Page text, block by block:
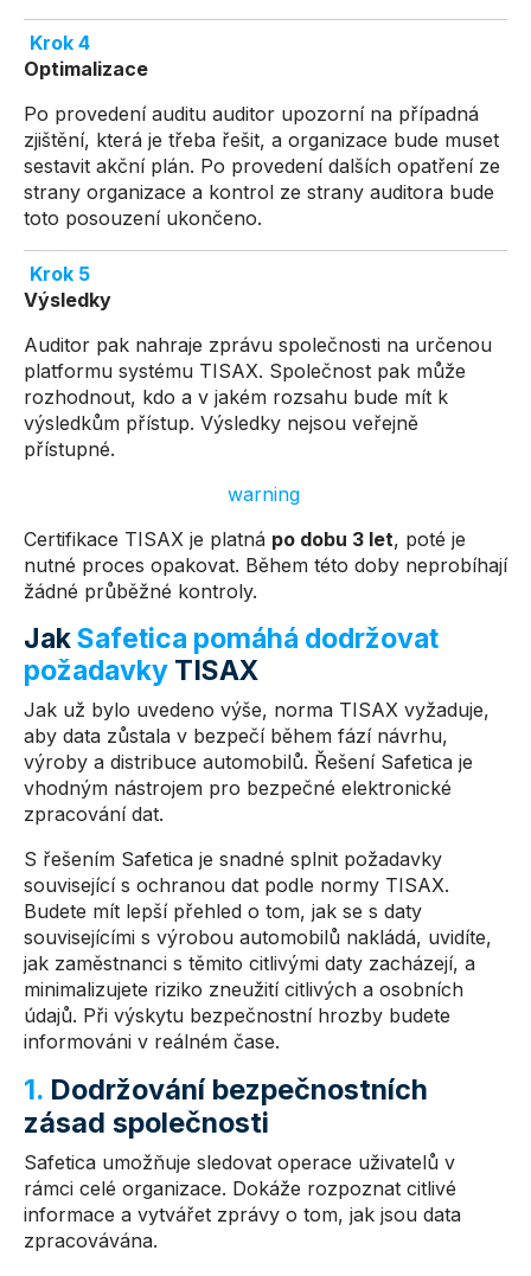
Krok 4
Optimalizace
Po provedení auditu auditor upozorní na případná
zjištění, která je třeba řešit, a organizace bude muset
sestavit akční plán. Po provedení dalších opatření ze
strany organizace a kontrol ze strany auditora bude
toto posouzení ukončeno.
Krok 5
Výsledky
Auditor pak nahraje zprávu společnosti na určenou
platformu systému TISAX. Společnost pak může
rozhodnout, kdo a v jakém rozsahu bude mít k
výsledkům přístup. Výsledky nejsou veřejně
přístupné.
warning
Certifikace TISAX je platná po dobu 3 let, poté je
nutné proces opakovat. Během této doby neprobíhají
žádné průběžné kontroly.
JakSafetica pomáhá dodržovat
požadavky TISAX
Jak už bylo uvedeno výše, norma TISAX vyžaduje,
aby data zůstala v bezpečí během fází návrhu,
výroby a distribuce automobilů. Řešení Safetica je
vhodným nástrojem pro bezpečné elektronické
zpracování dat.
S řešením Safetica je snadné splnit požadavky
související s ochranou dat podle normy TISAX.
Budete mít lepší přehled o tom, jak se s daty
souvisejícími s výrobou automobilů nakládá, uvidíte,
jak zaměstnanci s těmito citlivými daty zacházejí, a
minimalizujete riziko zneužití citlivých a osobních
údajů. Při výskytu bezpečnostní hrozby budete
informováni v reálném čase.
1. Dodržování bezpečnostních
zásad společnosti
Safetica umožňuje sledovat operace uživatelů v
rámci celé organizace. Dokáže rozpoznat citlivé
informace a vytvářet zprávy o tom, jak jsou data
zpracovávána.